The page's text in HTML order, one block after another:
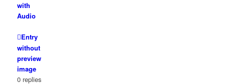
with
Audio
Entry
without
preview
image
0 replies